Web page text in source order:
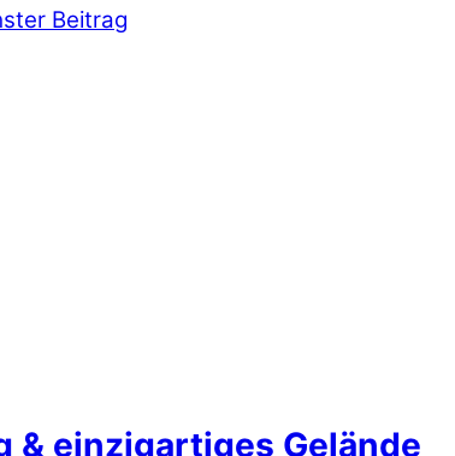
Beitrag
& einzigartiges Gelände